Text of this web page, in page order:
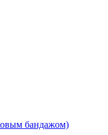
бандажом)